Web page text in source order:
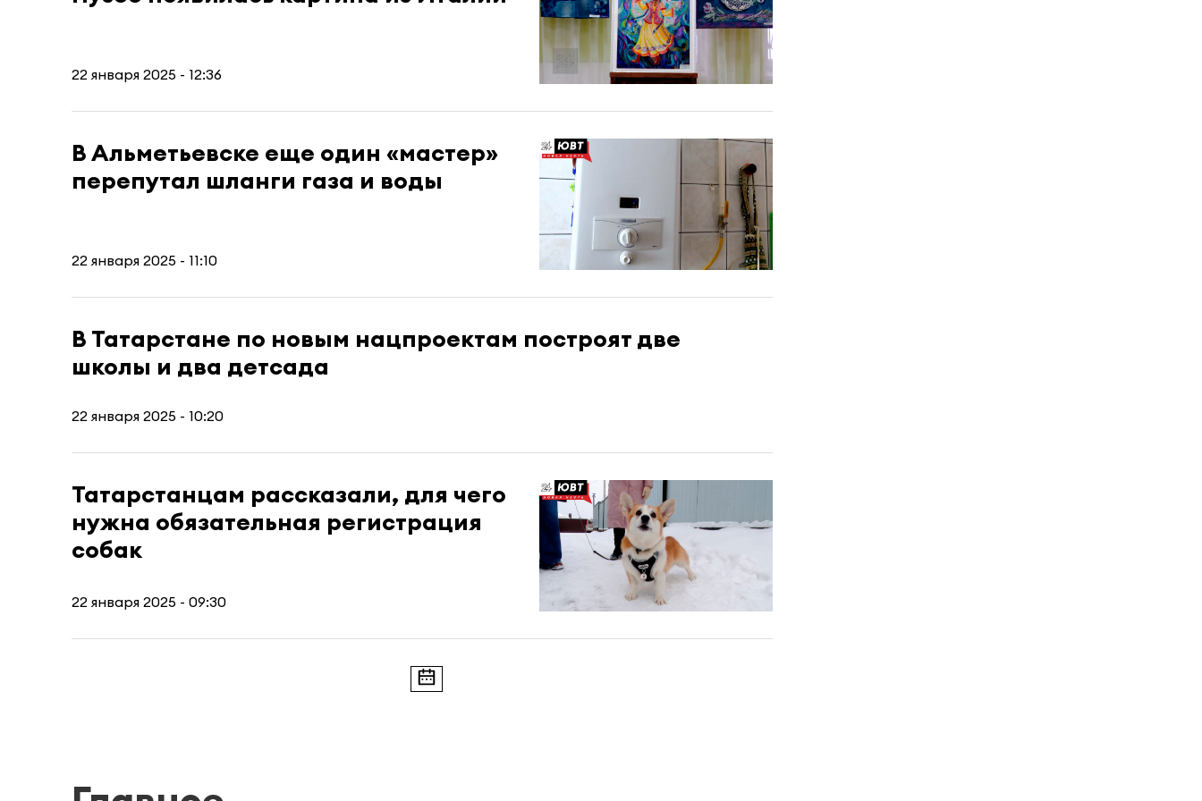
22 января 2025 - 12:36
В Альметьевске еще один «мастер»
перепутал шланги газа и воды
22 января 2025 - 11:10
В Татарстане по новым нацпроектам построят две
школы и два детсада
22 января 2025 - 10:20
Татарстанцам рассказали, для чего
нужна обязательная регистрация
собак
22 января 2025 - 09:30